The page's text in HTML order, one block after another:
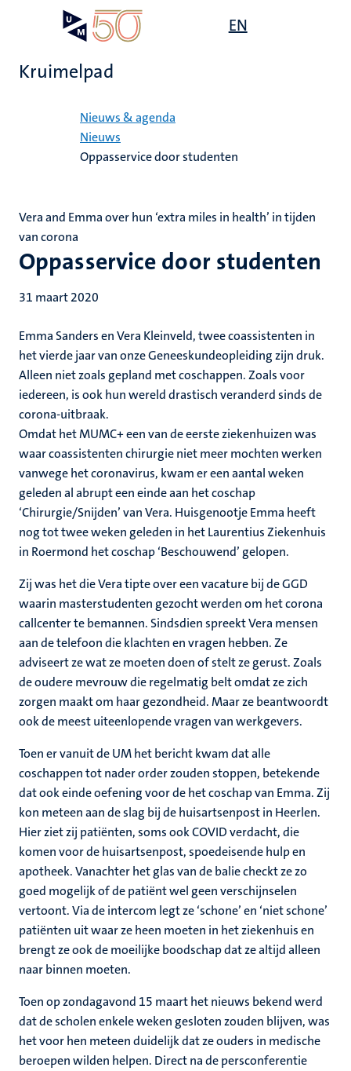
EN
Kruimelpad
Nieuws & agenda
Nieuws
Oppasservice door studenten
Oppasservice door studenten
Vera and Emma over hun ‘extra miles in health’ in tijden
van corona
31 maart 2020
Emma Sanders en Vera Kleinveld, twee coassistenten in
het vierde jaar van onze Geneeskundeopleiding zijn druk.
Alleen niet zoals gepland met coschappen. Zoals voor
iedereen, is ook hun wereld drastisch veranderd sinds de
corona-uitbraak.
Omdat het MUMC+ een van de eerste ziekenhuizen was
waar coassistenten chirurgie niet meer mochten werken
vanwege het coronavirus, kwam er een aantal weken
geleden al abrupt een einde aan het coschap
‘Chirurgie/Snijden’ van Vera. Huisgenootje Emma heeft
nog tot twee weken geleden in het Laurentius Ziekenhuis
in Roermond het coschap ‘Beschouwend’ gelopen.
Zij was het die Vera tipte over een vacature bij de GGD
waarin masterstudenten gezocht werden om het corona
callcenter te bemannen. Sindsdien spreekt Vera mensen
aan de telefoon die klachten en vragen hebben. Ze
adviseert ze wat ze moeten doen of stelt ze gerust. Zoals
de oudere mevrouw die regelmatig belt omdat ze zich
zorgen maakt om haar gezondheid. Maar ze beantwoordt
ook de meest uiteenlopende vragen van werkgevers.
Toen er vanuit de UM het bericht kwam dat alle
coschappen tot nader order zouden stoppen, betekende
dat ook einde oefening voor de het coschap van Emma. Zij
kon meteen aan de slag bij de huisartsenpost in Heerlen.
Hier ziet zij patiënten, soms ook COVID verdacht, die
komen voor de huisartsenpost, spoedeisende hulp en
apotheek. Vanachter het glas van de balie checkt ze zo
goed mogelijk of de patiënt wel geen verschijnselen
vertoont. Via de intercom legt ze ‘schone’ en ‘niet schone’
patiënten uit waar ze heen moeten in het ziekenhuis en
brengt ze ook de moeilijke boodschap dat ze altijd alleen
naar binnen moeten.
Toen op zondagavond 15 maart het nieuws bekend werd
dat de scholen enkele weken gesloten zouden blijven, was
het voor hen meteen duidelijk dat ze ouders in medische
beroepen wilden helpen. Direct na de persconferentie